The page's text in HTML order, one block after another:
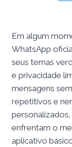
Em algum
WhatsApp
seus temas
e privacidade
mensagens
repetitivos e
enfrentam o
aplicativo